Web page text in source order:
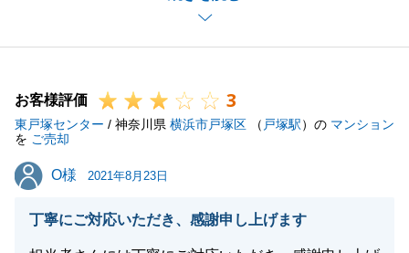
売買契約後の対応について、ご不快は思いをさせてし
まったこと、深くお詫び申し上げます。
おります。
貴重なご意見・ご指摘は今後改善していく所存でござ
います。
閉じる
お客様評価 3
東戸塚センター / 神奈川県 横浜市戸塚区 （ 戸塚駅）の マンション
を ご売却
O様
O様 2021年8月23日
丁寧にご対応いただき、感謝申し上げます